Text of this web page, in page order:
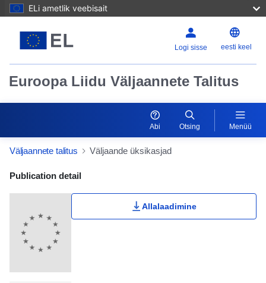
ELi ametlik veebisait
Logi sisse eesti keel
Euroopa Liidu Väljaannete Talitus
Abi Otsing Menüü
Väljaannete talitus Väljaande üksikasjad
Publication Detail Actions Portlet
Publication detail
Allalaadimine